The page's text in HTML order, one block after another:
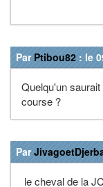
Par Ptibou82 : le
Quelqu'un
course ?
Par
le cheval de la